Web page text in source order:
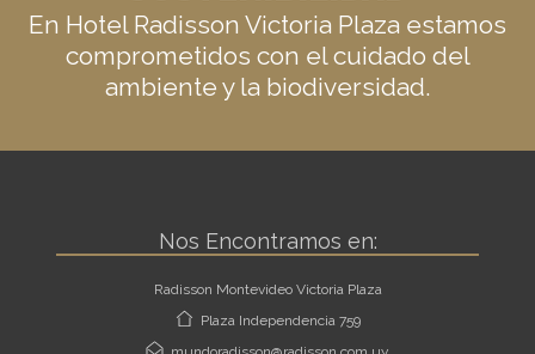
En Hotel Radisson Victoria Plaza estamos
comprometidos con el cuidado del
ambiente y la biodiversidad.
Nos Encontramos en:
Radisson Montevideo Victoria Plaza
Plaza Independencia 759